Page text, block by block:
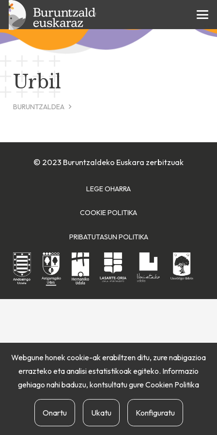
Urbil
BURUNTZALDEA
© 2023 Buruntzaldeko Euskara zerbitzuak
LEGE OHARRA
COOKIE POLITIKA
PRIBATUTASUN POLITIKA
Webgune honek cookie-ak erabiltzen ditu, zure nabigazioa
errazteko eta analisi estatistikoak egiteko. Informazio
gehiago nahi baduzu, kontsultatu gure Cookien Politika
Onartu Ukatu Konfiguratu